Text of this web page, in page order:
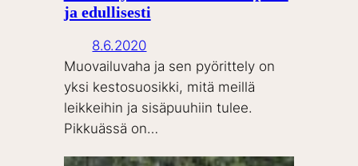
ja edullisesti
8.6.2020
Muovailuvaha ja sen pyörittely on
yksi kestosuosikki, mitä meillä
leikkeihin ja sisäpuuhiin tulee.
Pikkuässä on…